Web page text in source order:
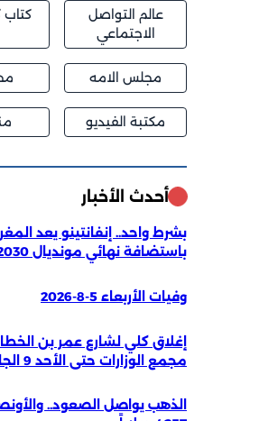
عالم التواصل
الاجتماعي
كتاب
مجلس الامه
مكتبة الفيديو
أحدث الأخبار
بشرط واحد.. إنفانتينو يعد
باستضافة نهائي مونديال 2030
وفيات الأربعاء 5-8-2026
إغلاق كلي لشارع عمر بن الخطاب
مجمع الوزارات حتى الأحد 9 الجاري
الذهب يواصل الصعود..